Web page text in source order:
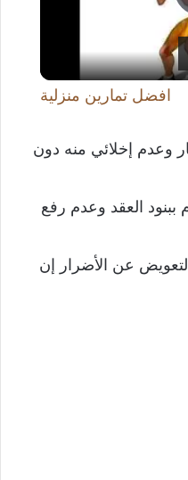
افضل تمارين منزلية
وعدم إخلائي منه دون
ببنود العقد وعدم رفع
عن الأضرار إن